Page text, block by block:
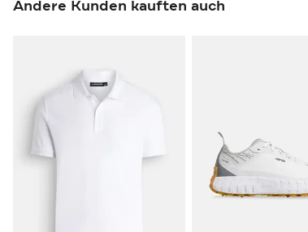
Andere Kunden kauften auch